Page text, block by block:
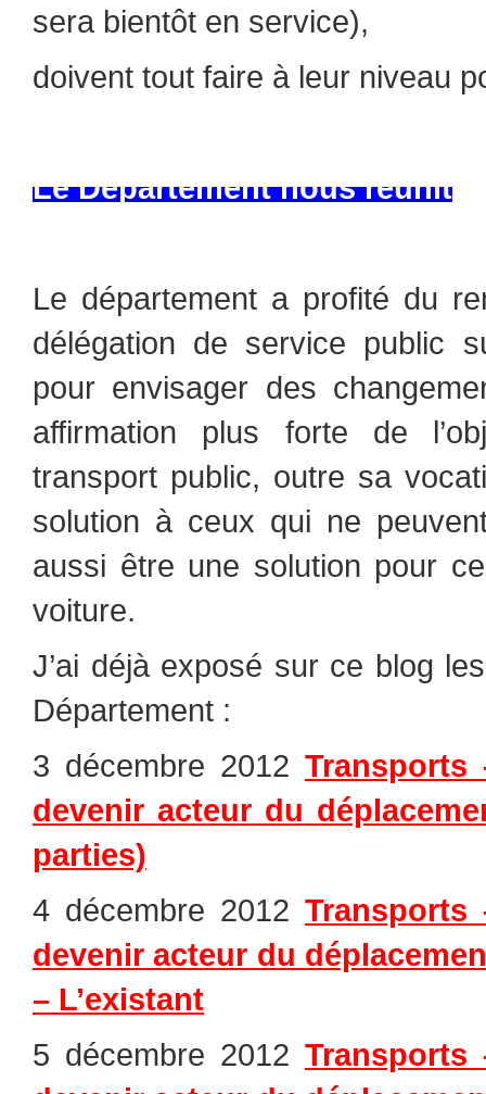
sera bientôt en service),
doivent tout faire à leur niveau
Le Département nous réunit
Le département a profité du
délégation de service public
pour envisager des
affirmation plus forte de
transport public, outre sa
solution à ceux qui ne
aussi être une solution pour
voiture.
J’ai déjà exposé sur ce blog
Département :
3 décembre 2012 Transports
devenir acteur du
parties)
4 décembre 2012 Transports
devenir acteur du
– L’existant
5 décembre 2012 Transports